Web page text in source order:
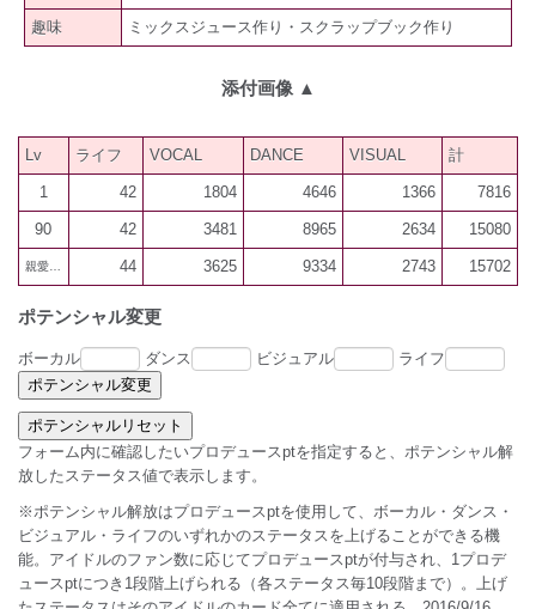
趣味 ミックスジュース作り・スクラップブック作り
添付画像 ▲
Lv ライフ VOCAL DANCE VISUAL 計
1 42 1804 4646 1366 7816
90 42 3481 8965 2634 15080
親愛600 44 3625 9334 2743 15702
ポテンシャル変更
ボーカル ダンス ビジュアル ライフ
フォーム内に確認したいプロデュースptを指定すると、ポテンシャル解
放したステータス値で表示します。
※ポテンシャル解放はプロデュースptを使用して、ボーカル・ダンス・
ビジュアル・ライフのいずれかのステータスを上げることができる機
能。アイドルのファン数に応じてプロデュースptが付与され、1プロデ
ュースptにつき1段階上げられる（各ステータス毎10段階まで）。上げ